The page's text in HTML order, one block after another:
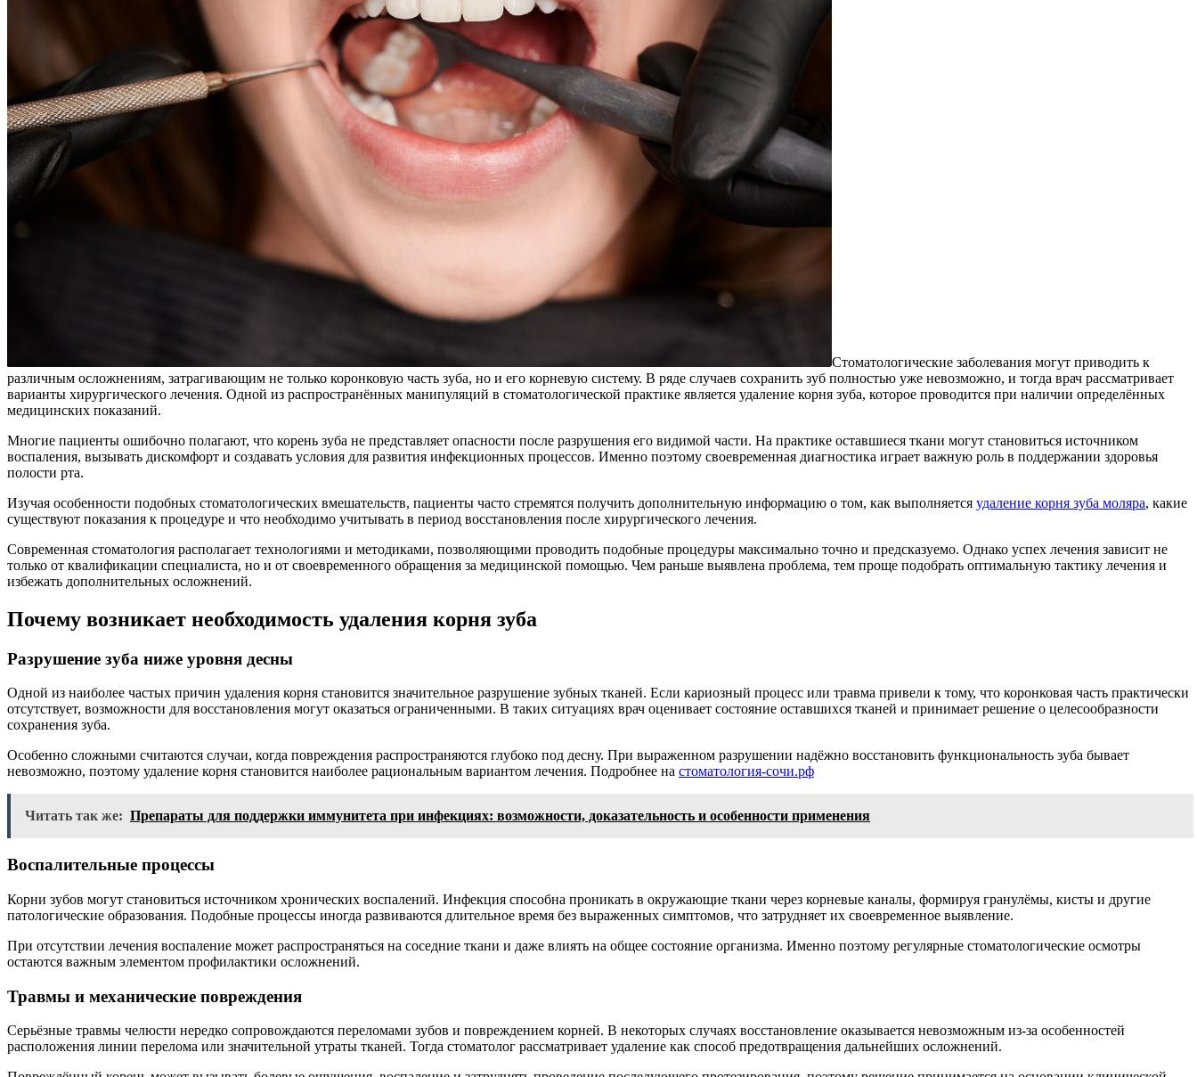
Стоматологические заболевания могут приводить к
различным осложнениям, затрагивающим не только коронковую часть зуба, но и его корневую систему. В ряде случаев сохранить зуб полностью уже невозможно, и тогда врач рассматривает
варианты хирургического лечения. Одной из распространённых манипуляций в стоматологической практике является удаление корня зуба, которое проводится при наличии определённых
медицинских показаний.
Многие пациенты ошибочно полагают, что корень зуба не представляет опасности после разрушения его видимой части. На практике оставшиеся ткани могут становиться источником
воспаления, вызывать дискомфорт и создавать условия для развития инфекционных процессов. Именно поэтому своевременная диагностика играет важную роль в поддержании здоровья
полости рта.
Изучая особенности подобных стоматологических вмешательств, пациенты часто стремятся получить дополнительную информацию о том, как выполняется удаление корня зуба моляра, какие
существуют показания к процедуре и что необходимо учитывать в период восстановления после хирургического лечения.
Современная стоматология располагает технологиями и методиками, позволяющими проводить подобные процедуры максимально точно и предсказуемо. Однако успех лечения зависит не
только от квалификации специалиста, но и от своевременного обращения за медицинской помощью. Чем раньше выявлена проблема, тем проще подобрать оптимальную тактику лечения и
избежать дополнительных осложнений.
Почему возникает необходимость удаления корня зуба
Разрушение зуба ниже уровня десны
Одной из наиболее частых причин удаления корня становится значительное разрушение зубных тканей. Если кариозный процесс или травма привели к тому, что коронковая часть практически
отсутствует, возможности для восстановления могут оказаться ограниченными. В таких ситуациях врач оценивает состояние оставшихся тканей и принимает решение о целесообразности
сохранения зуба.
Особенно сложными считаются случаи, когда повреждения распространяются глубоко под десну. При выраженном разрушении надёжно восстановить функциональность зуба бывает
невозможно, поэтому удаление корня становится наиболее рациональным вариантом лечения. Подробнее на стоматология-сочи.рф
Читать так же: Препараты для поддержки иммунитета при инфекциях: возможности, доказательность и особенности применения
Воспалительные процессы
Корни зубов могут становиться источником хронических воспалений. Инфекция способна проникать в окружающие ткани через корневые каналы, формируя гранулёмы, кисты и другие
патологические образования. Подобные процессы иногда развиваются длительное время без выраженных симптомов, что затрудняет их своевременное выявление.
При отсутствии лечения воспаление может распространяться на соседние ткани и даже влиять на общее состояние организма. Именно поэтому регулярные стоматологические осмотры
остаются важным элементом профилактики осложнений.
Травмы и механические повреждения
Серьёзные травмы челюсти нередко сопровождаются переломами зубов и повреждением корней. В некоторых случаях восстановление оказывается невозможным из-за особенностей
расположения линии перелома или значительной утраты тканей. Тогда стоматолог рассматривает удаление как способ предотвращения дальнейших осложнений.